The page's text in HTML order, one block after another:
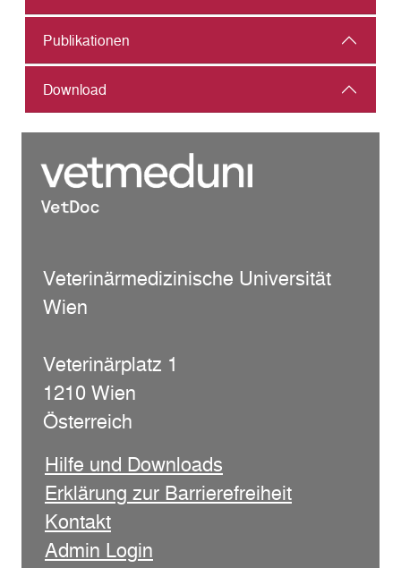
Publikationen
Download
Veterinärmedizinische Universität
Wien
Veterinärplatz 1
1210 Wien
Österreich
Hilfe und Downloads
Erklärung zur Barrierefreiheit
Kontakt
Admin Login